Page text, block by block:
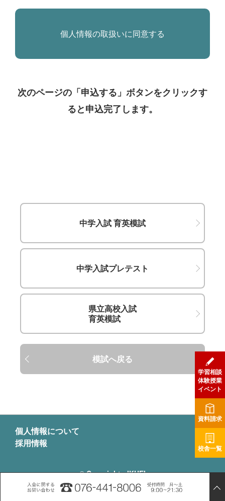
降の月謝や特別講習費用、模試受験料等を原則いただ
模試受験料等はいただきませんが、受理をした翌月ま
での月謝等の費用については、原則としてお納めいた
「特別講習」・「模擬試験」については、中途解約に
3中途解約は受講可能期間までに限り可能であり、役務提
供期間もしくは受講可能期間を経過した後は、返金には応
○その他取り決め事項
力・暴言行為、脅迫行為、窃盗行為その他の犯罪行為を行
り、塾費を滞納したりした場合には、当該生徒を出席停止
生徒が当センター内の施設等へ損害を与えた時は、損害
本契約に関して紛争が生じた場合には、当社と生徒・保護
者間で協議の上、解決するものとします。
次のページの「申込する」ボタンをクリックす
ると申込完了します。
中学入試 育英模試
中学入試プレテスト
県立高校入試
育英模試
模試へ戻る
個人情報について
採用情報
© Copyright - IKUEI
学習相談
体験授業
イベント
資料請求
校舎一覧